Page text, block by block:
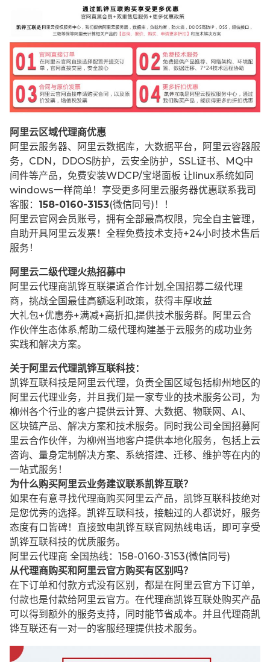
阿里云区域代理商优惠
阿里云服务器、阿里云数据库，大数据平台，阿里云容器服
务，CDN，DDOS防护，云安全防护，SSL证书、MQ中
间件等产品，免费安装WDCP/宝塔面板 让 linux系统如同
windows一样简单！享受更多阿里云服务器优惠联系我司
客服： 158-0160-3153(微信同号)！！
阿里云官网会员账号，拥有全部最高权限，完全自主管理，
自助开具阿里云发票！全程免费技术支持+24小时技术售后
服务！
阿里云二级代理火热招募中
阿里云代理商凯铧互联渠道合作计划,全国招募二级代理
商，挑战全国最佳高额返利政策，获得丰厚收益
大礼包+优惠券+满减+高折扣,提供技术服务群。阿里云合
作伙伴生态体系,帮助二级代理构建基于云服务的成功业务
实践和解决方案。
关于阿里云代理凯铧互联科技：
凯铧互联科技是阿里云代理，负责全国区域包括柳州地区的
阿里云代理业务，并且我们是一家专业的技术服务公司，为
柳州各个行业的客户提供云计算、大数据、物联网、AI、
区块链产品、解决方案和技术服务。同时我公司全国招募阿
里云合作伙伴，为柳州当地客户提供本地化服务，包括上云
咨询、量身定制解决方案、系统搭建、迁移、维护等在内的
一站式服务！
为什么购买阿里云业务建议联系凯铧互联？
如果在有意寻找代理商购买阿里云产品，凯铧互联科技绝对
是您优秀的选择。凯铧互联科技，接触过的人都说好，服务
态度有口皆碑！直接致电凯铧互联官网热线电话，即可享受
凯铧互联科技的优质服务。
阿里云代理商 全国热线：158-0160-3153(微信同号)
从代理商购买和阿里云官方购买有区别吗？
在下订单和付款方式没有区别，都是在阿里云官方下订单，
付款也是付款给阿里云官方。在代理商凯铧互联处购买产品
可以得到额外的服务支持，同时能节省成本。并且代理商凯
铧互联还有一对一的客服经理提供技术服务。